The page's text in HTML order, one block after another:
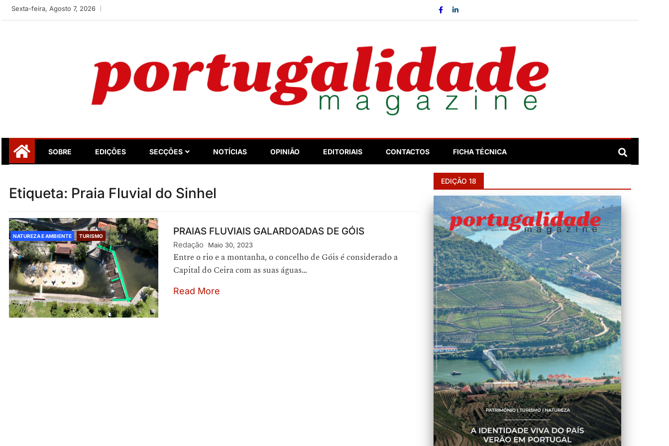
Skip
to
Sexta-feira, Agosto 7, 2026
Portugalidade
SOBRE EDIÇÕES SECÇÕES NOTÍCIAS OPINIÃO EDITORIAIS CONTACTOS FICHA TÉCNICA
Etiqueta: Praia Fluvial do Sinhel
NATUREZA E AMBIENTE TURISMO PRAIAS FLUVIAIS GALARDOADAS DE GÓIS
Redação Maio 30, 2023
Entre o rio e a montanha, o concelho de Góis é considerado a
Capital do Ceira com as suas águas…
Read More
EDIÇÃO 18